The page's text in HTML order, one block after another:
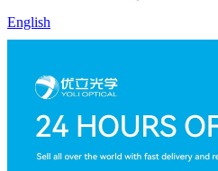
English